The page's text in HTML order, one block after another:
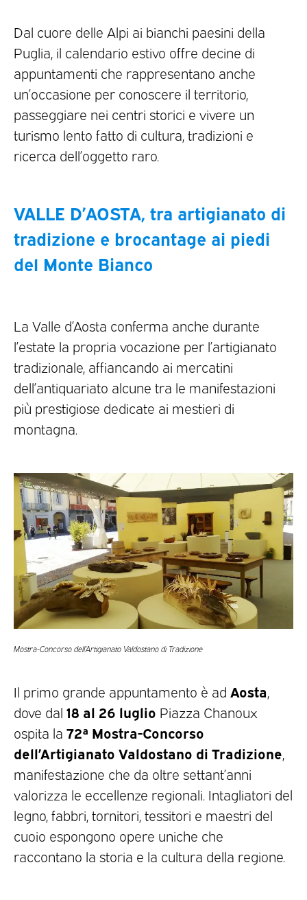
Dal cuore delle Alpi ai bianchi paesini della
Puglia, il calendario estivo offre decine di
appuntamenti che rappresentano anche
un’occasione per conoscere il territorio,
passeggiare nei centri storici e vivere un
turismo lento fatto di cultura, tradizioni e
ricerca dell’oggetto raro.
VALLE D’AOSTA, tra artigianato di
tradizione e brocantage ai piedi
del Monte Bianco
La Valle d’Aosta conferma anche durante
l’estate la propria vocazione per l’artigianato
tradizionale, affiancando ai mercatini
dell’antiquariato alcune tra le manifestazioni
più prestigiose dedicate ai mestieri di
montagna.
Mostra-Concorso dell’Artigianato Valdostano di Tradizione
Il primo grande appuntamento è ad Aosta,
dove dal 18 al 26 luglio Piazza Chanoux
ospita la 72ª Mostra-Concorso
dell’Artigianato Valdostano di Tradizione,
manifestazione che da oltre settant’anni
valorizza le eccellenze regionali. Intagliatori del
legno, fabbri, tornitori, tessitori e maestri del
cuoio espongono opere uniche che
raccontano la storia e la cultura della regione.